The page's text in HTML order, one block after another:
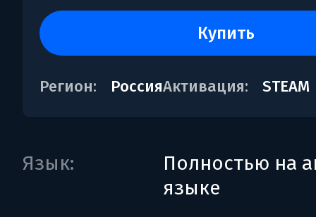
купить
Регион: РоссияАктивация: STEAM
Язык:
Полностью на
языке